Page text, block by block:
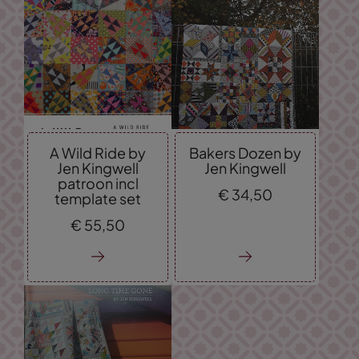
A Wild Ride by
Jen Kingwell
patroon incl
template set
€ 55,50
Bakers Dozen by
Jen Kingwell
€ 34,50